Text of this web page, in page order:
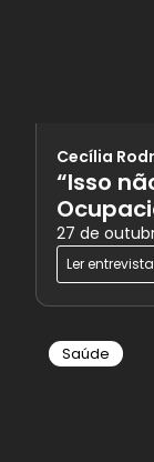
Cecília
“Isso
27 de
Ler entrevista
Saúde